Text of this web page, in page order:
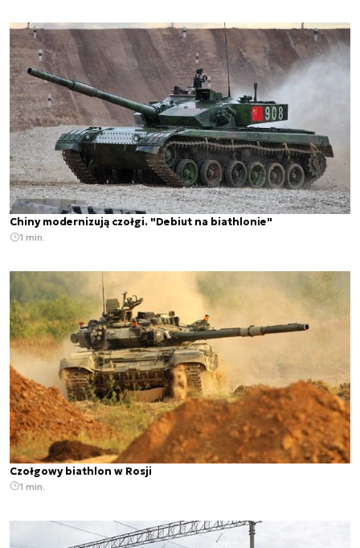
Chiny modernizują czołgi. "Debiut na biathlonie"
1 min.
Czołgowy biathlon w Rosji
1 min.